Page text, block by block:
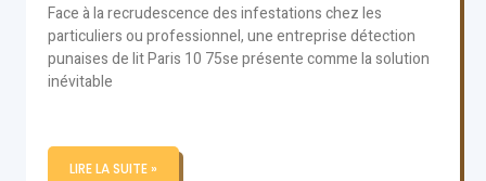
Face à la recrudescence des infestations chez les
particuliers ou professionnel, une entreprise détection
punaises de lit Paris 10 75se présente comme la solution
inévitable
LIRE LA SUITE »